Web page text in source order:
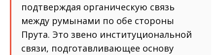
подтверждая органическую связь
между румынами по обе стороны
Прута. Это звено институциональной
связи, подготавливающее основу